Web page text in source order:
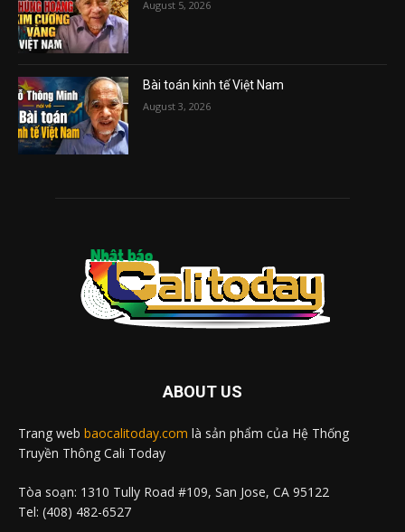
August 5, 2026
Bài toán kinh tế Việt Nam
August 3, 2026
ABOUT US
Trang web baocalitoday.com là sản phẩm của Hệ Thống
Truyền Thông Cali Today
Tòa soạn: 1310 Tully Road #109, San Jose, CA 95122
Tel: (408) 482-6527